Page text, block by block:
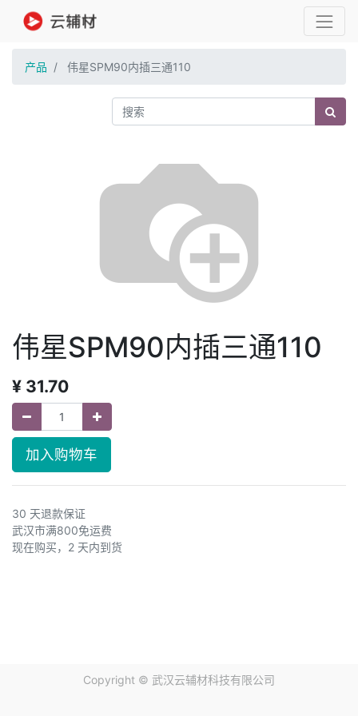
产品 伟星SPM90内插三通110
伟星SPM90内插三通110
¥ 31.70
加入购物车
30 天退款保证
武汉市满800免运费
现在购买，2 天内到货
Copyright © 武汉云辅材科技有限公司